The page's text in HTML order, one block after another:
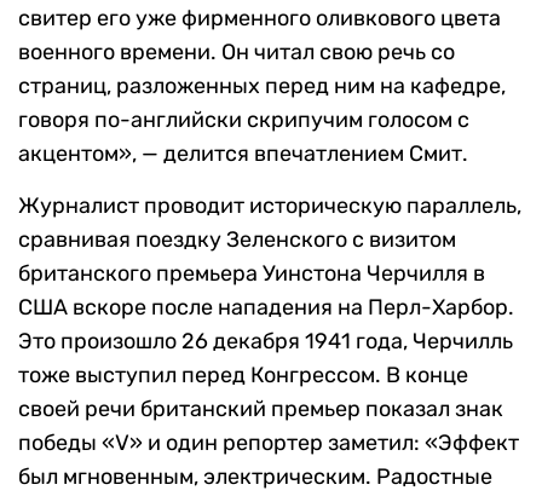
свитер его уже фирменного оливкового цвета
военного времени. Он читал свою речь со
страниц, разложенных перед ним на кафедре,
говоря по-английски скрипучим голосом с
акцентом», — делится впечатлением Смит.
Журналист проводит историческую параллель,
сравнивая поездку Зеленского с визитом
британского премьера Уинстона Черчилля в
США вскоре после нападения на Перл-Харбор.
Это произошло 26 декабря 1941 года, Черчилль
тоже выступил перед Конгрессом. В конце
своей речи британский премьер показал знак
победы «V» и один репортер заметил: «Эффект
был мгновенным, электрическим. Радостные